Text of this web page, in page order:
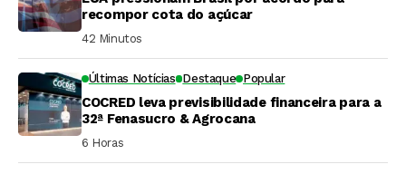
recompor cota do açúcar
42 Minutos ⁮
Últimas Notícias Destaque Popular
COCRED leva previsibilidade financeira para a
32ª Fenasucro & Agrocana
6 Horas ⁮